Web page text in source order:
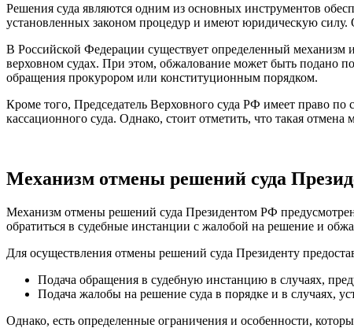
Решения суда являются одним из основных инструментов
установленных законом процедур и имеют юридическую силу.
В Российской Федерации существует определенный
верховном судах. При этом, обжалование может быть подано
обращения прокурором или конституционным порядком.
Кроме того, Председатель Верховного суда РФ имеет право
кассационного суда. Однако, стоит отметить, что такая
Механизм отмены решений суда
Механизм отмены решений суда Президентом РФ
обратиться в судебные инстанции с жалобой на решение и
Для осуществления отмены решений суда Президенту
Подача обращения в судебную инстанцию в случаях,
Подача жалобы на решение суда в порядке и в случаях,
Однако, есть определенные ограничения и особенности,